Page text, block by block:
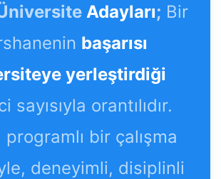
Adayları; Bir
başarısı
yerleştirdiği
sayısıyla orantılıdır.
programlı bir çalışma
deneyimli, disiplinli